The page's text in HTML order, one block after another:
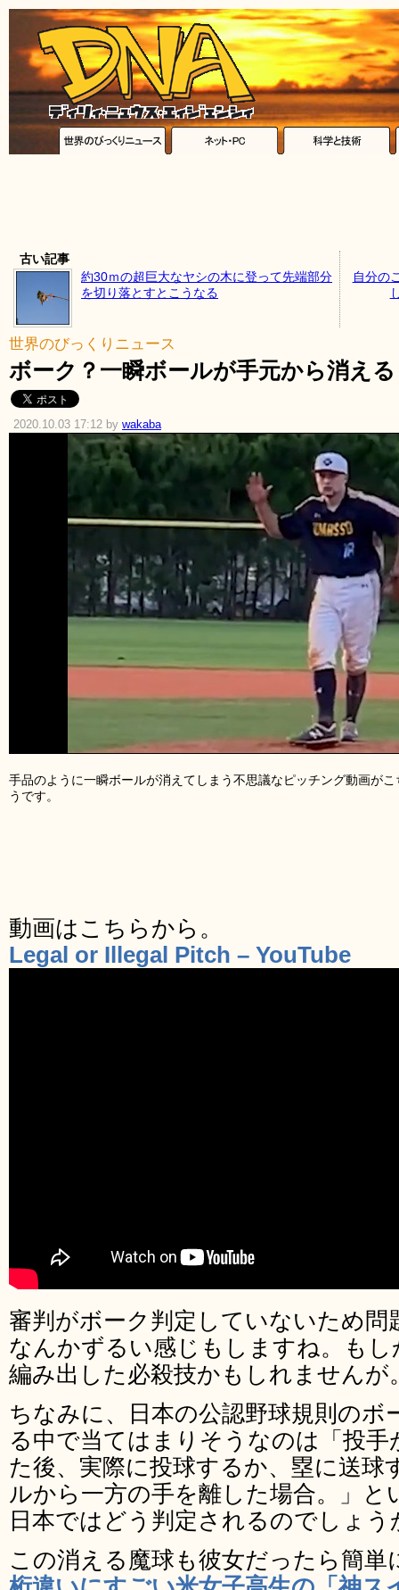
古い記事
約30ｍの超巨大なヤシの木に登って先端部分
を切り落とすとこうなる
自分の
世界のびっくりニュース
ボーク？一瞬ボールが手元から消え
2020.10.03 17:12 by wakaba
手品のように一瞬ボールが消えてしまう不思議なピッチング動画が
うです。
動画はこちらから。
Legal or Illegal Pitch – YouTube
審判がボーク判定していないため
なんかずるい感じもしますね。も
編み出した必殺技かもしれませんが
ちなみに、日本の公認野球規則のボ
る中で当てはまりそうなのは「投
た後、実際に投球するか、塁に送球
ルから一方の手を離した場合。」
日本ではどう判定されるのでしょう
この消える魔球も彼女だったら簡